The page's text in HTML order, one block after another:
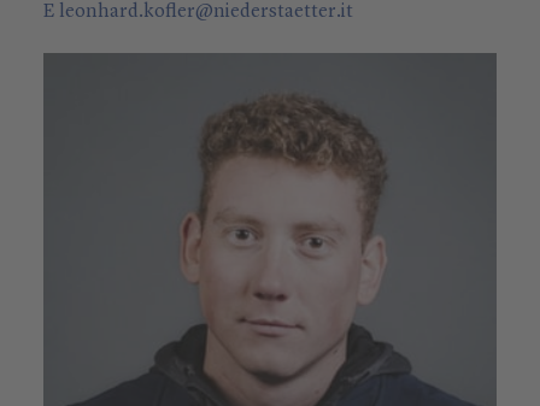
E leonhard.kofler@niederstaetter.it